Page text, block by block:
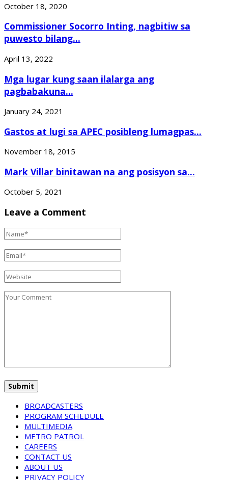
October 18, 2020
Commissioner Socorro Inting, nagbitiw sa
puwesto bilang...
April 13, 2022
Mga lugar kung saan ilalarga ang
pagbabakuna...
January 24, 2021
Gastos at lugi sa APEC posibleng lumagpas...
November 18, 2015
Mark Villar binitawan na ang posisyon sa...
October 5, 2021
Leave a Comment
BROADCASTERS
PROGRAM SCHEDULE
MULTIMEDIA
METRO PATROL
CAREERS
CONTACT US
ABOUT US
PRIVACY POLICY